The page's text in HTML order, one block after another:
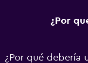
¿Por
¿Por qué debería